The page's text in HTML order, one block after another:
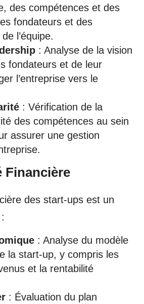
des compétences et des
fondateurs et des
l’équipe.
: Analyse de la vision
fondateurs et de leur
l’entreprise vers le
: Vérification de la
des compétences au sein
assurer une gestion
Financière
des start-ups est un
: Analyse du modèle
la start-up, y compris les
et la rentabilité
: Évaluation du plan